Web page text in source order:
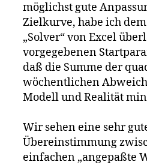
möglichst gute
Zielkurve, habe ich
„Solver“ von Excel
vorgegebenen
daß die Summe der
wöchentlichen
Modell und Realität
Wir sehen eine sehr
Übereinstimmung
einfachen „angepaßte